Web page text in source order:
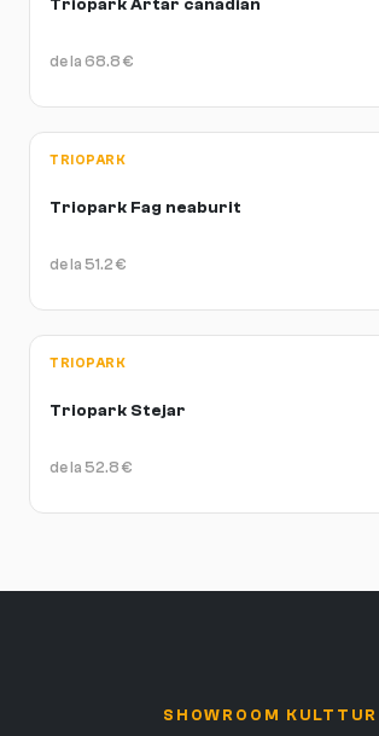
Triopark Artar canadian
de la 68.8 €
TRIOPARK
Triopark Fag neaburit
de la 51.2 €
TRIOPARK
Triopark Stejar
de la 52.8 €
SHOWROOM KULTTUR